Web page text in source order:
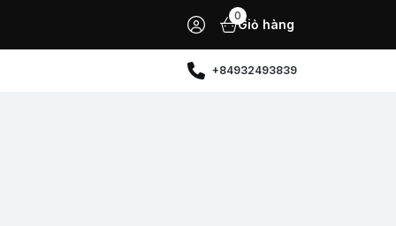
0
Giỏ hàng
+84932493839